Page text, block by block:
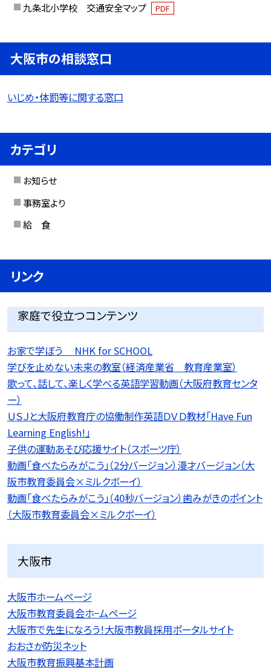
九条北小学校 交通安全マップ PDF
大阪市の相談窓口
いじめ・体罰等に関する窓口
カテゴリ
お知らせ
事務室より
給 食
リンク
家庭で役立つコンテンツ
お家で学ぼう NHK for SCHOOL
学びを止めない未来の教室（経済産業省 教育産業室）
歌って、話して、楽しく学べる英語学習動画（大阪府教育センタ
ー）
ＵＳＪと大阪府教育庁の協働制作英語ＤＶＤ教材「Have Fun
Learning English!」
子供の運動あそび応援サイト（スポーツ庁）
動画「食べたらみがこう」（2分バージョン）漫才バージョン（大
阪市教育委員会×ミルクボーイ）
動画「食べたらみがこう」（40秒バージョン）歯みがきのポイント
（大阪市教育委員会×ミルクボーイ）
大阪市
大阪市ホームページ
大阪市教育委員会ホ−ムページ
大阪市で先生になろう！大阪市教員採用ポータルサイト
おおさか防災ネット
大阪市教育振興基本計画